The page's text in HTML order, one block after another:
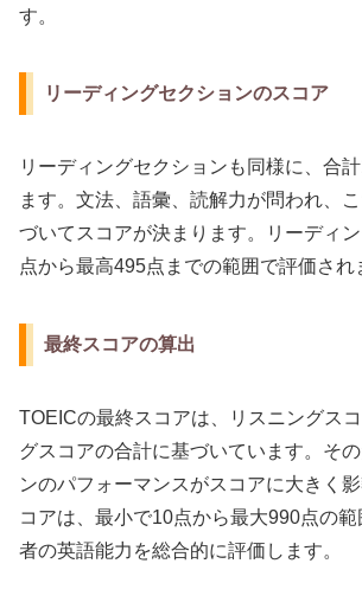
す。
リーディングセクションのスコア
リーディングセクションも同様に、合
ます。文法、語彙、読解力が問われ、
づいてスコアが決まります。リーディ
点から最高495点までの範囲で評価され
最終スコアの算出
TOEICの最終スコアは、リスニングス
グスコアの合計に基づいています。そ
ンのパフォーマンスがスコアに大きく
コアは、最小で10点から最大990点の
者の英語能力を総合的に評価します。